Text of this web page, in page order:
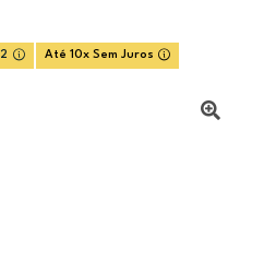
Até 10x Sem Juros